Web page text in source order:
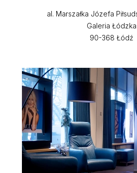
al. Marszałka Józefa
Galeria Łódzka
90-368 Łódź